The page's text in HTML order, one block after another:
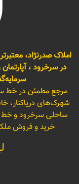
املاک صدرنژاد،
در سرخرود ،
مرجع مطمئن در خط
شهرک‌های دریاکنار،
ساحلی سرخرود و خط
خرید و فروش ملک